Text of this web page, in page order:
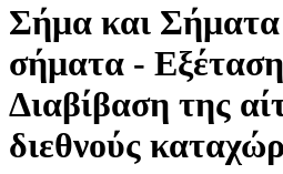
Σήμα και Σήματα
σήματα -
Διαβίβαση της
διεθνούς